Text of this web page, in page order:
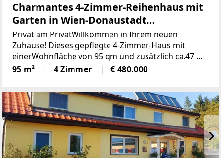
Charmantes 4-Zimmer-Reihenhaus mit
Garten in Wien-Donaustadt
(Provisionsfrei)
Privat am PrivatWillkommen in Ihrem neuen
Zuhause! Dieses gepflegte 4-Zimmer-Haus mit
einerWohnfläche von 95 qm und zusätzlich ca.47 m2
Keller einem großzügigen Grundstückvon 197 qm
bietet Ihnen und Ihrer Familie den idealen
95 m² 4 Zimmer € 480.000